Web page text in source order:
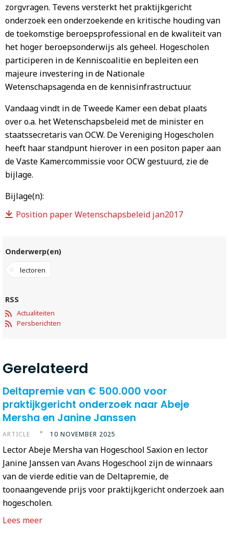
zorgvragen. Tevens versterkt het praktijkgericht
onderzoek een onderzoekende en kritische houding van
de toekomstige beroepsprofessional en de kwaliteit van
het hoger beroepsonderwijs als geheel. Hogescholen
participeren in de Kenniscoalitie en bepleiten een
majeure investering in de Nationale
Wetenschapsagenda en de kennisinfrastructuur.
Vandaag vindt in de Tweede Kamer een debat plaats
over o.a. het Wetenschapsbeleid met de minister en
staatssecretaris van OCW. De Vereniging Hogescholen
heeft haar standpunt hierover in een positon paper aan
de Vaste Kamercommissie voor OCW gestuurd, zie de
bijlage.
Bijlage(n):
Position paper Wetenschapsbeleid jan2017
Onderwerp(en)
lectoren
RSS
Actualiteiten
Persberichten
Gerelateerd
Deltapremie van € 500.000 voor
praktijkgericht onderzoek naar Abeje
Mersha en Janine Janssen
ARTICLE 10 NOVEMBER 2025
Lector Abeje Mersha van Hogeschool Saxion en lector
Janine Janssen van Avans Hogeschool zijn de winnaars
van de vierde editie van de Deltapremie, de
toonaangevende prijs voor praktijkgericht onderzoek aan
hogescholen.
Lees meer